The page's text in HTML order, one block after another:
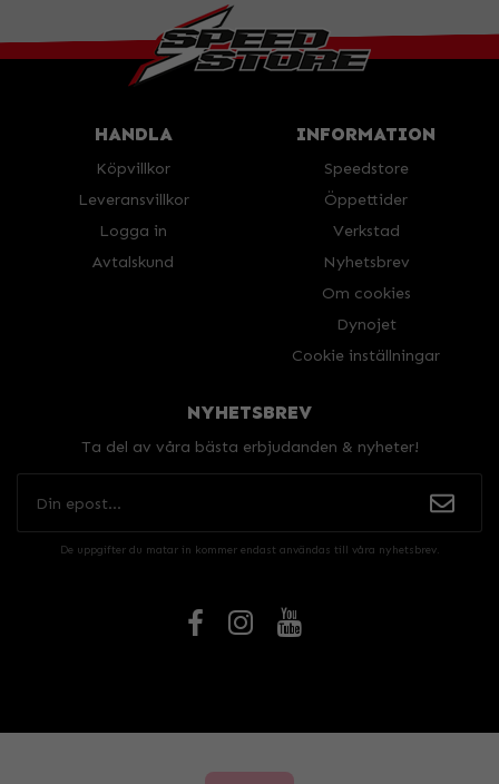
HANDLA
Köpvillkor
Leveransvillkor
Logga in
Avtalskund
INFORMATION
Speedstore
Öppettider
Verkstad
Nyhetsbrev
Om cookies
Dynojet
Cookie inställningar
NYHETSBREV
Ta del av våra bästa erbjudanden & nyheter!
De uppgifter du matar in kommer endast användas till våra nyhetsbrev.